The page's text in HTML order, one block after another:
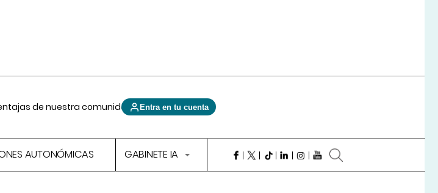
de nuestra comunidad Entra en tu cuenta
AUTONÓMICAS GABINETE IA